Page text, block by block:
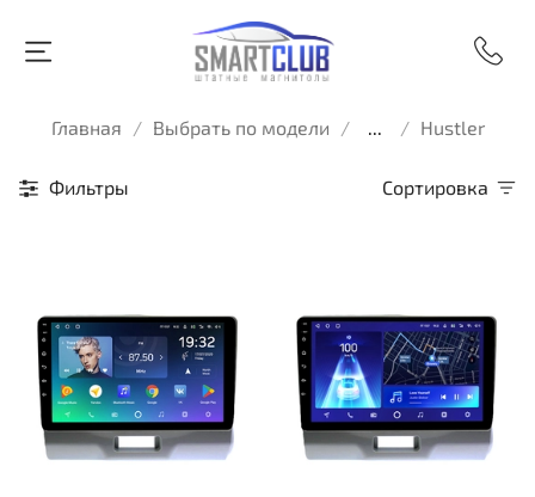
Главная Выбрать по модели ... Hustler
Фильтры Сортировка